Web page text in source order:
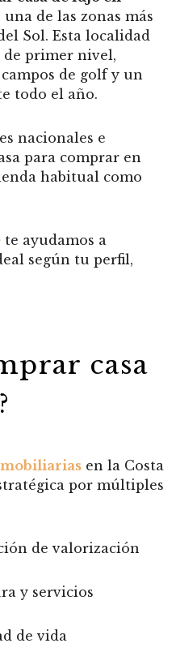
de las zonas más
Sol. Esta localidad
de primer nivel,
de golf y un
todo el año.
nacionales e
para comprar en
habitual como
te ayudamos a
según tu perfil,
casa
en la Costa
por múltiples
de valorización
y servicios
de vida